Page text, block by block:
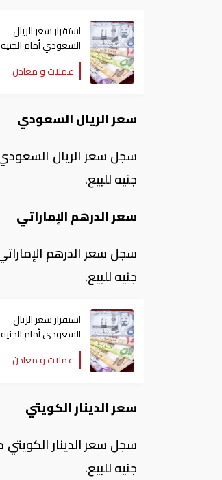
استقرار سعر الريال
السعودي أمام الجنيه
المصري اليوم الأحد
عملات و معادن
سعر الريال السعودي
جنيه للبيع.
سعر الدرهم الإماراتي
جنيه للبيع.
استقرار سعر الريال
السعودي أمام الجنيه
المصري اليوم الأحد
عملات و معادن
سعر الدينار الكويتي
جنيه للبيع.